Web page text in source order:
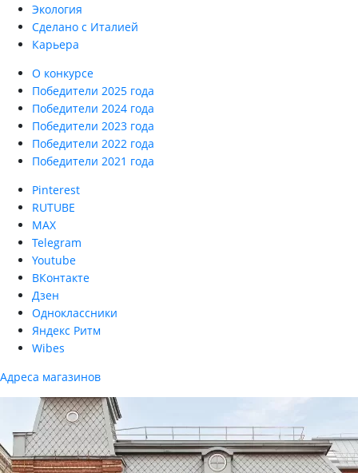
Экология
Сделано с Италией
Карьера
О конкурсе
Победители 2025 года
Победители 2024 года
Победители 2023 года
Победители 2022 года
Победители 2021 года
Pinterest
RUTUBE
MAX
Telegram
Youtube
ВКонтакте
Дзен
Одноклассники
Яндекс Ритм
Wibes
Адреса магазинов